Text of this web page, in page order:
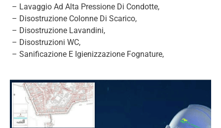
– Lavaggio Ad Alta Pressione Di Condotte,
– Disostruzione Colonne Di Scarico,
– Disostruzione Lavandini,
– Disostruzioni WC,
– Sanificazione E Igienizzazione Fognature,